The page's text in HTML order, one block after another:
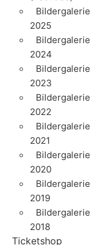
Bildergalerie
2025
Bildergalerie
2024
Bildergalerie
2023
Bildergalerie
2022
Bildergalerie
2021
Bildergalerie
2020
Bildergalerie
2019
Bildergalerie
2018
Ticketshop